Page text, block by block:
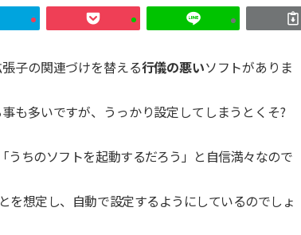
子の関連づけを替える行儀の悪いソフトがありま
も多いですが、うっかり設定してしまうとくそ?
うちのソフトを起動するだろう」と自信満々なので
を想定し、自動で設定するようにしているのでしょ